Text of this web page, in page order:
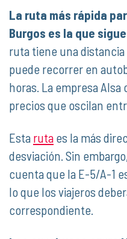
La ruta más rápida
Burgos es la que
ruta tiene una
puede recorrer en
horas. La empresa
precios que oscilan
Esta ruta es la más
desviación. Sin
cuenta que la E-5/A-1
lo que los viajeros
correspondiente.